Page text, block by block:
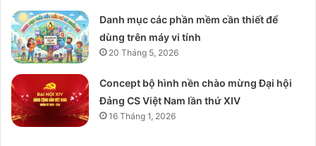
Danh mục các phần mềm cần thiết để
dùng trên máy vi tính
20 Tháng 5, 2026
Concept bộ hình nền chào mừng Đại hội
Đảng CS Việt Nam lần thứ XIV
16 Tháng 1, 2026